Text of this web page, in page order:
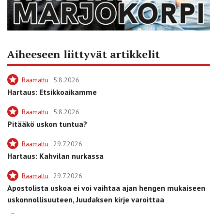
Aiheeseen liittyvät artikkelit
Raamattu 5.8.2026
Hartaus: Etsikkoaikamme
Raamattu 5.8.2026
Pitääkö uskon tuntua?
Raamattu 29.7.2026
Hartaus: Kahvilan nurkassa
Raamattu 29.7.2026
Apostolista uskoa ei voi vaihtaa ajan hengen mukaiseen
uskonnollisuuteen, Juudaksen kirje varoittaa